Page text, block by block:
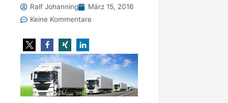
Ralf Johanning
März 15, 2016
Keine Kommentare